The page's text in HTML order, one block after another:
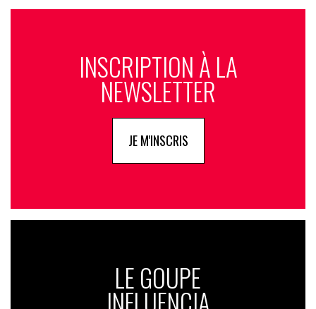
INSCRIPTION À LA
NEWSLETTER
JE M'INSCRIS
LE GOUPE
INFLUENCIA